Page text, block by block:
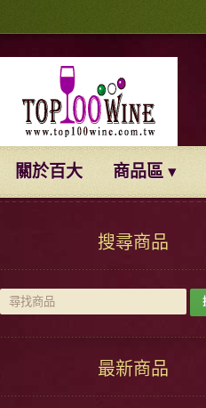
關於百大 商品區
搜尋商品
最新商品